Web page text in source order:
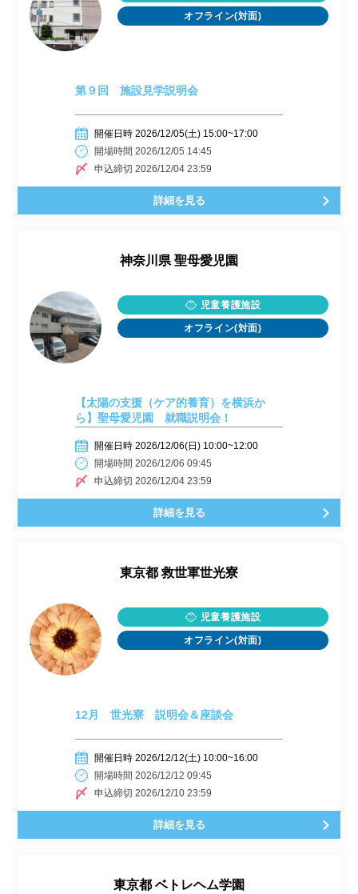
オフライン(対面)
第９回 施設見学説明会
開催日時 2026/12/05(土) 15:00~17:00
開場時間 2026/12/05 14:45
申込締切 2026/12/04 23:59
詳細を見る
神奈川県 聖母愛児園
児童養護施設
オフライン(対面)
【太陽の支援（ケア的養育）を横浜か
ら】聖母愛児園 就職説明会！
開催日時 2026/12/06(日) 10:00~12:00
開場時間 2026/12/06 09:45
申込締切 2026/12/04 23:59
詳細を見る
東京都 救世軍世光寮
児童養護施設
オフライン(対面)
12月 世光寮 説明会＆座談会
開催日時 2026/12/12(土) 10:00~16:00
開場時間 2026/12/12 09:45
申込締切 2026/12/10 23:59
詳細を見る
東京都 ベトレヘム学園